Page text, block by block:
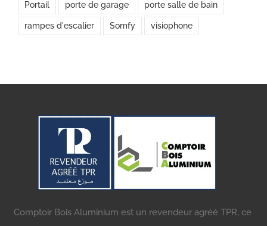
Portail porte de garage porte salle de bain
rampes d'escalier Somfy visiophone
Comptoir Bois Aluminium est un revendeur agréé TPR, ce